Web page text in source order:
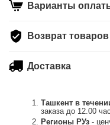
Варианты
Возврат товаров
Доставка
Ташкент в
заказа до 12.00
Регионы РУз -